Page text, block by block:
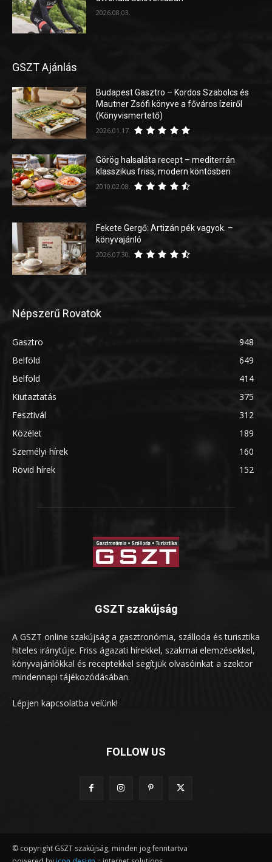
2026.08.03.
GSZT Ajánlás
Budapest Gasztro – Kordos Szabolcs és
Mautner Zsófi könyve a főváros ízeiről
(Könyvismertető)
2026.01.17.
Görög halsaláta recept – mediterrán
klasszikus friss, modern köntösben
2010.02.08.
Fekete Gergő: Artizán pék vagyok. –
könyvajánló
2026.07.30.
Népszerű Rovatok
Gasztro
948
Belföld
649
Belföld
414
Kiutaztatás
375
Fesztivál
312
Közélet
189
Személyi hírek
160
Rövid hírek
152
GSZT szakújság
A GSZT online szakújság a gasztronómia, szálloda és turisztika
hiteles iránytűje. Friss ágazati hírekkel, szakmai elemzésekkel,
könyvajánlókkal és receptekkel segítjük olvasóinkat a szektor
mindennapi tájékozódásában.
Lépjen kapcsolatba velünk!
FOLLOW US
© copyright GSZT szakújság, minden jog fenntartva